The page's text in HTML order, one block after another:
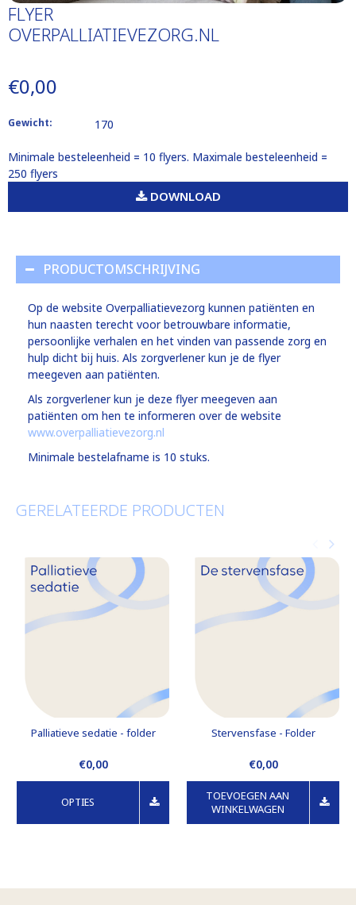
FLYER
OVERPALLIATIEVEZORG.NL
€0,00
Gewicht: 170
Minimale besteleenheid = 10 flyers. Maximale besteleenheid =
250 flyers
DOWNLOAD
PRODUCTOMSCHRIJVING
Op de website Overpalliatievezorg kunnen patiënten en
hun naasten terecht voor betrouwbare informatie,
persoonlijke verhalen en het vinden van passende zorg en
hulp dicht bij huis. Als zorgverlener kun je de flyer
meegeven aan patiënten.
Als zorgverlener kun je deze flyer meegeven aan
patiënten om hen te informeren over de website
www.overpalliatievezorg.nl
Minimale bestelafname is 10 stuks.
GERELATEERDE PRODUCTEN
Palliatieve sedatie - folder
€0,00
OPTIES
Stervensfase - Folder
€0,00
TOEVOEGEN AAN
WINKELWAGEN